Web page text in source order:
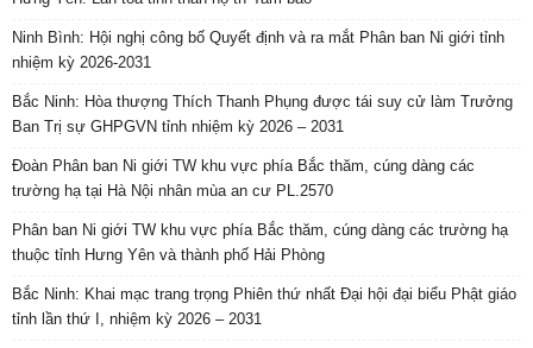
Ninh Bình: Hội nghị công bố Quyết định và ra mắt Phân ban Ni giới tỉnh
nhiệm kỳ 2026-2031
Bắc Ninh: Hòa thượng Thích Thanh Phụng được tái suy cử làm Trưởng
Ban Trị sự GHPGVN tỉnh nhiệm kỳ 2026 – 2031
Đoàn Phân ban Ni giới TW khu vực phía Bắc thăm, cúng dàng các
trường hạ tại Hà Nội nhân mùa an cư PL.2570
Phân ban Ni giới TW khu vực phía Bắc thăm, cúng dàng các trường hạ
thuộc tỉnh Hưng Yên và thành phố Hải Phòng
Bắc Ninh: Khai mạc trang trọng Phiên thứ nhất Đại hội đại biểu Phật giáo
tỉnh lần thứ I, nhiệm kỳ 2026 – 2031